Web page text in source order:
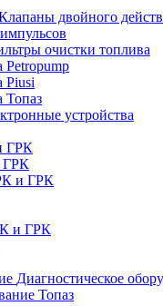
двойного
очистки топлива
Petropump
Piusi
Топаз
устройства
ГРК
ГРК
и ГРК
и ГРК
Диагностическое
Топаз